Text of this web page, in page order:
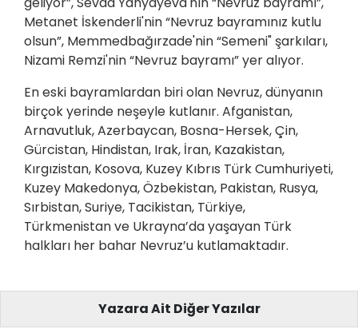
Metanet İskenderli'nin “Nevruz bayramınız kutlu
olsun”, Memmedbağırzade'nin “Semeni" şarkıları,
Nizami Remzi'nin “Nevruz bayramı” yer alıyor.
En eski bayramlardan biri olan Nevruz, dünyanın
birçok yerinde neşeyle kutlanır. Afganistan,
Arnavutluk, Azerbaycan, Bosna-Hersek, Çin,
Gürcistan, Hindistan, Irak, İran, Kazakistan,
Kırgızistan, Kosova, Kuzey Kıbrıs Türk Cumhuriyeti,
Kuzey Makedonya, Özbekistan, Pakistan, Rusya,
Sırbistan, Suriye, Tacikistan, Türkiye,
Türkmenistan ve Ukrayna’da yaşayan Türk
halkları her bahar Nevruz’u kutlamaktadır.
Yazara Ait Diğer Yazılar